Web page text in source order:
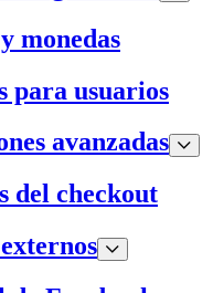
monedas
para usuarios
avanzadas
del checkout